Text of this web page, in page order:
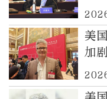
势
序
美
加